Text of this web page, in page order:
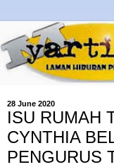
28 June 2020
ISU RUMAH
CYNTHIA
PENGURUS